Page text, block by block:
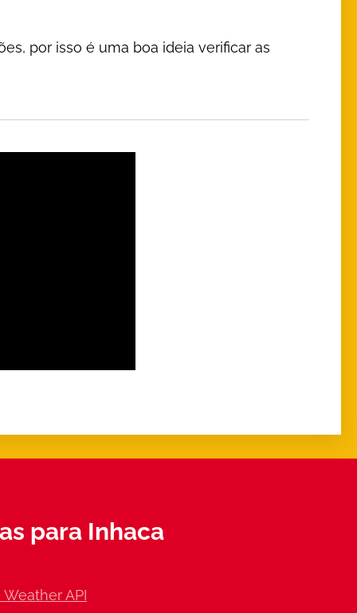
por isso é uma boa ideia verificar as
para Inhaca